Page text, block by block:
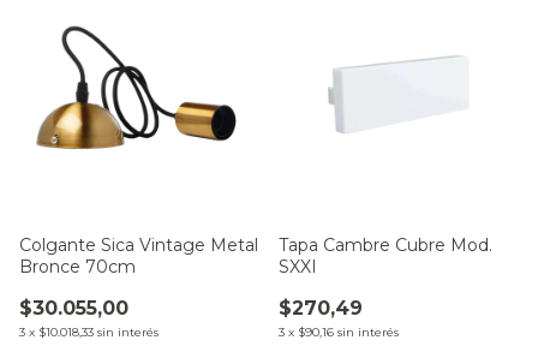
Colgante Sica Vintage Metal
Bronce 70cm
$30.055,00
3 x $10.018,33 sin interés
Tapa Cambre Cubre Mod.
SXXI
$270,49
3 x $90,16 sin interés